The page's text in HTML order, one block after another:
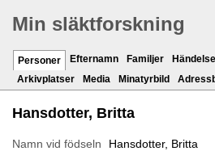
Min släktforskning
Personer Efternamn Familjer
Arkivplatser
Media Minatyrbild
Hansdotter, Britta
Namn vid födseln
Hansdotter, Britta